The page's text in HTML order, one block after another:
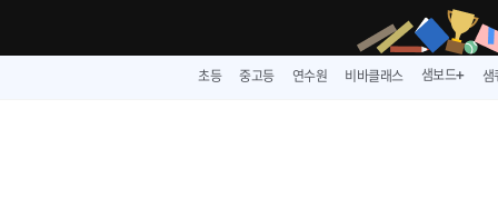
초등 중고등 연수원 비바클래스 샘보드➕